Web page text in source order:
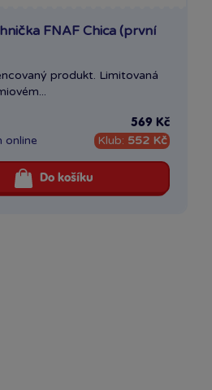
FNAF Chica (první
produkt. Limitovaná
online
569 Kč
Klub: 552 Kč
Do košíku